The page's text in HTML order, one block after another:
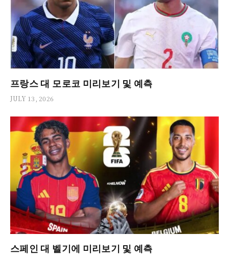
프랑스 대 모로코 미리보기 및 예측
JULY 13, 2026
스페인 대 벨기에 미리보기 및 예측